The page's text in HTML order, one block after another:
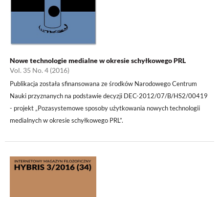
Nowe technologie medialne w okresie schyłkowego PRL
Vol. 35 No. 4 (2016)
Publikacja została sfinansowana ze środków Narodowego Centrum
Nauki przyznanych na podstawie decyzji DEC-2012/07/B/HS2/00419
- projekt „Pozasystemowe sposoby użytkowania nowych technologii
medialnych w okresie schyłkowego PRL”.